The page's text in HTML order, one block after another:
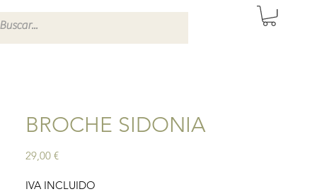
DE SEVILLA
BROCHE SIDONIA
29,00 €Precio
IVA INCLUIDO